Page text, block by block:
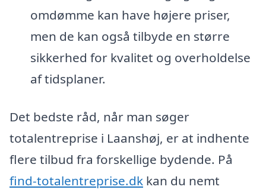
omdømme kan have højere priser,
men de kan også tilbyde en større
sikkerhed for kvalitet og overholdelse
af tidsplaner.
Det bedste råd, når man søger
totalentreprise i Laanshøj, er at indhente
flere tilbud fra forskellige bydende. På
find-totalentreprise.dk kan du nemt